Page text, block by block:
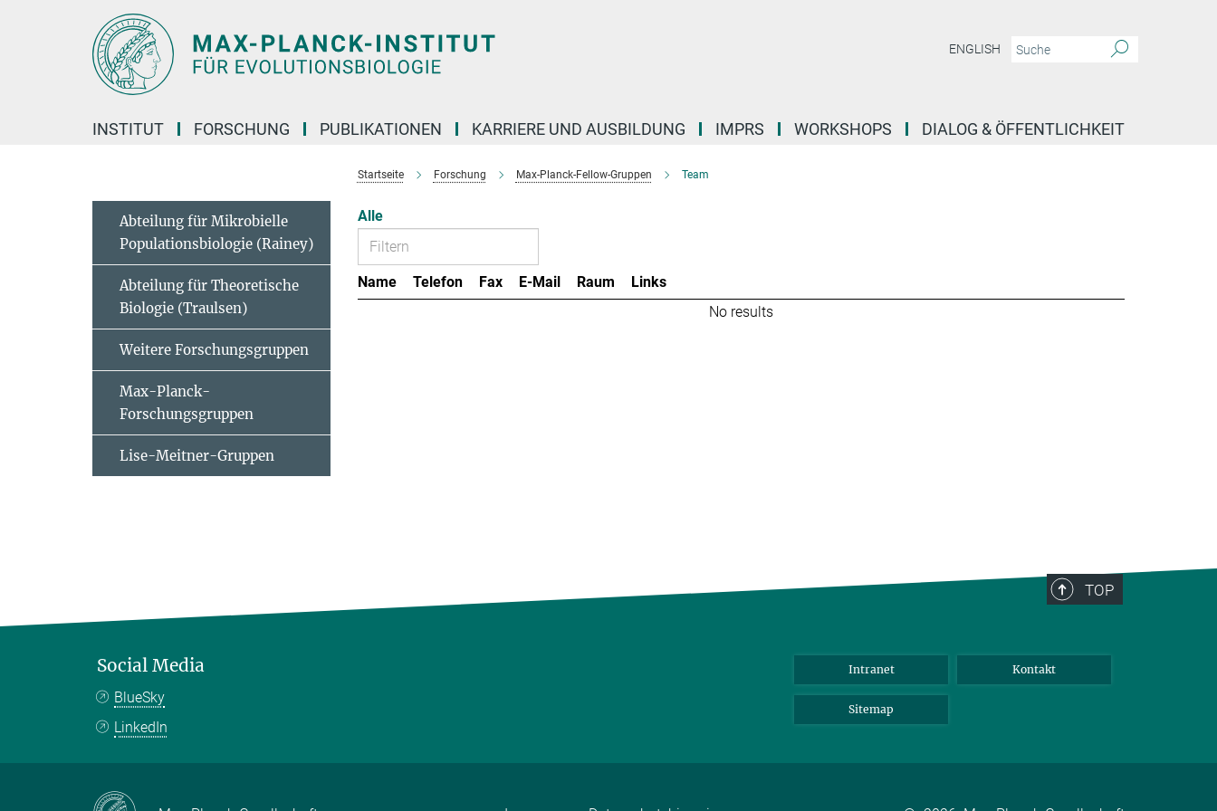
ENGLISH
INSTITUT FORSCHUNG PUBLIKATIONEN KARRIERE UND AUSBILDUNG IMPRS WORKSHOPS DIALOG & ÖFFENTLICHKEIT
Startseite Forschung Max-Planck-Fellow-Gruppen Team
Alle
Name Telefon Fax E-Mail Raum
Links
No results
Abteilung für Mikrobielle
Populationsbiologie (Rainey)
Abteilung für Theoretische
Biologie (Traulsen)
Weitere Forschungsgruppen
Max-Planck-
Forschungsgruppen
Lise-Meitner-Gruppen
TOP
Social Media
BlueSky
LinkedIn
Intranet Kontakt
Sitemap